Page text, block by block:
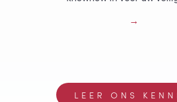
LEER ONS